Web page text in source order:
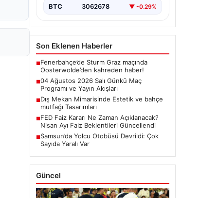
BTC 3062678 ▼ -0.29%
Son Eklenen Haberler
■Fenerbahçe’de Sturm Graz maçında
Oosterwolde’den kahreden haber!
■04 Ağustos 2026 Salı Günkü Maç
Programı ve Yayın Akışları
■Dış Mekan Mimarisinde Estetik ve bahçe
mutfağı Tasarımları
■FED Faiz Kararı Ne Zaman Açıklanacak?
Nisan Ayı Faiz Beklentileri Güncellendi
■Samsun’da Yolcu Otobüsü Devrildi: Çok
Sayıda Yaralı Var
Güncel